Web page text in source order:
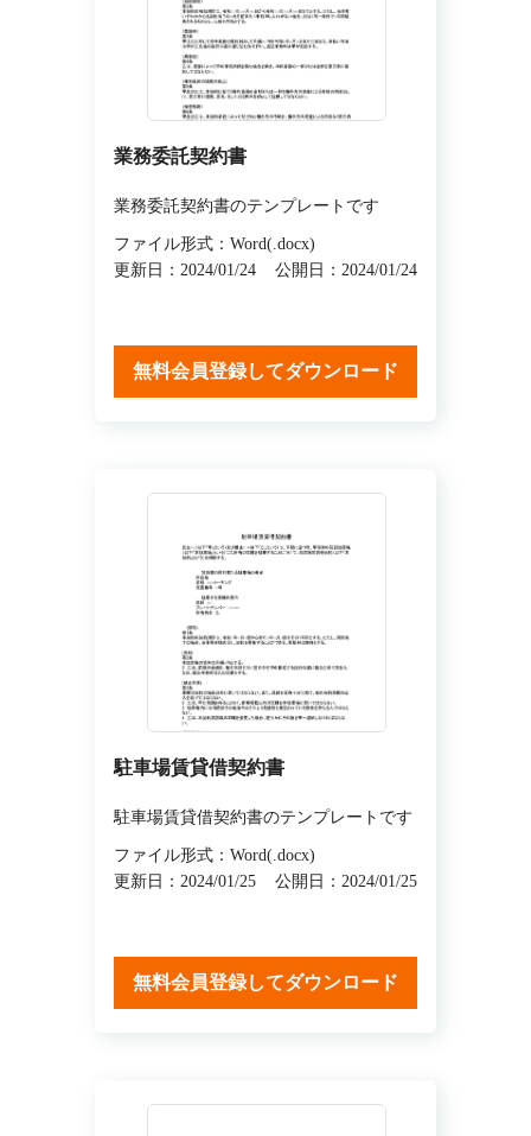
業務委託契約書
業務委託契約書のテンプレートです
ファイル形式：Word(.docx)
更新日：2024/01/24
公開日：2024/01/24
無料会員登録してダウンロード
駐車場賃貸借契約書
駐車場賃貸借契約書のテンプレートです
ファイル形式：Word(.docx)
更新日：2024/01/25
公開日：2024/01/25
無料会員登録してダウンロード